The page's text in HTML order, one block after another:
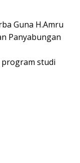
Guna H.Amru
Panyabungan
studi